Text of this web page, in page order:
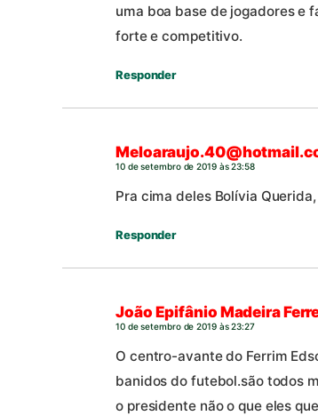
uma boa base de jogadores e
forte e competitivo.
Responder
10 de setembro de 2019 às 23:58
Pra cima deles Bolívia
Responder
João Epifânio Madeira
10 de setembro de 2019 às 23:27
O centro-avante do Ferrim
banidos do futebol.são todos
o presidente não o que eles